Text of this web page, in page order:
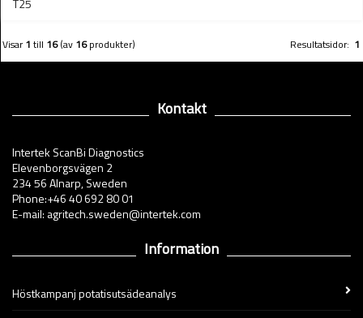
T25
Visar1 till 16(av 16produkter) Resultatsidor: 1
Kontakt
Intertek ScanBi Diagnostics
Elevenborgsvägen 2
234 56 Alnarp, Sweden
Phone:+46 40 692 80 01
E-mail: agritech.sweden@intertek.com
Information
Höstkampanj potatisutsädeanalys